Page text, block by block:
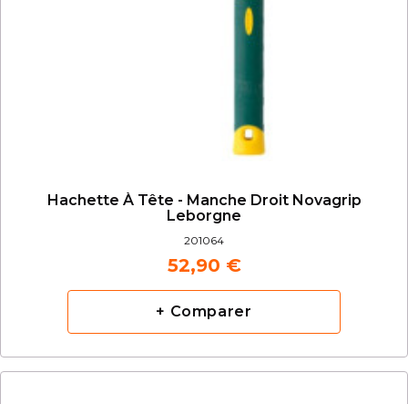
Hachette À Tête - Manche Droit Novagrip
Leborgne
201064
52,90 €
+ Comparer